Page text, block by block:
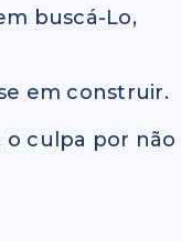
buscá-Lo,
em construir.
o culpa por não